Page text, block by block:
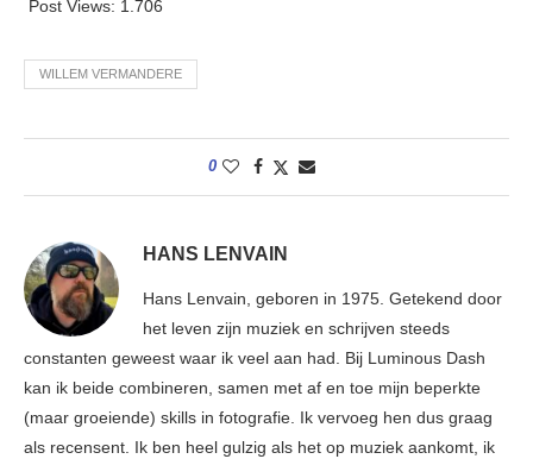
Post Views: 1.706
WILLEM VERMANDERE
0
HANS LENVAIN
Hans Lenvain, geboren in 1975. Getekend door
het leven zijn muziek en schrijven steeds
constanten geweest waar ik veel aan had. Bij Luminous Dash
kan ik beide combineren, samen met af en toe mijn beperkte
(maar groeiende) skills in fotografie. Ik vervoeg hen dus graag
als recensent. Ik ben heel gulzig als het op muziek aankomt, ik